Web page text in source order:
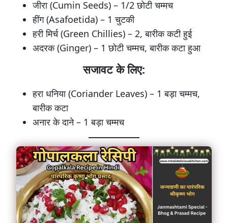
जीरा (Cumin Seeds) – 1/2 छोटी चम्मच
हींग (Asafoetida) – 1 चुटकी
हरी मिर्च (Green Chillies) – 2, बारीक कटी हुई
अदरक (Ginger) – 1 छोटी चम्मच, बारीक कटा हुआ
सजावट के लिए:
हरा धनिया (Coriander Leaves) – 1 बड़ा चम्मच,
बारीक कटा
अनार के दाने – 1 बड़ा चम्मच